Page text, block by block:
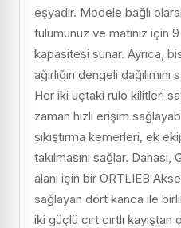
eşyadır. Modele bağlı
tulumunuz ve matınız için
kapasitesi sunar. Ayrıca,
ağırlığın dengeli
Her iki uçtaki rulo kilitleri
zaman hızlı erişim
sıkıştırma kemerleri, ek
takılmasını sağlar.
alanı için bir ORTLIEB
sağlayan dört kanca ile
iki güçlü cırt cırtlı